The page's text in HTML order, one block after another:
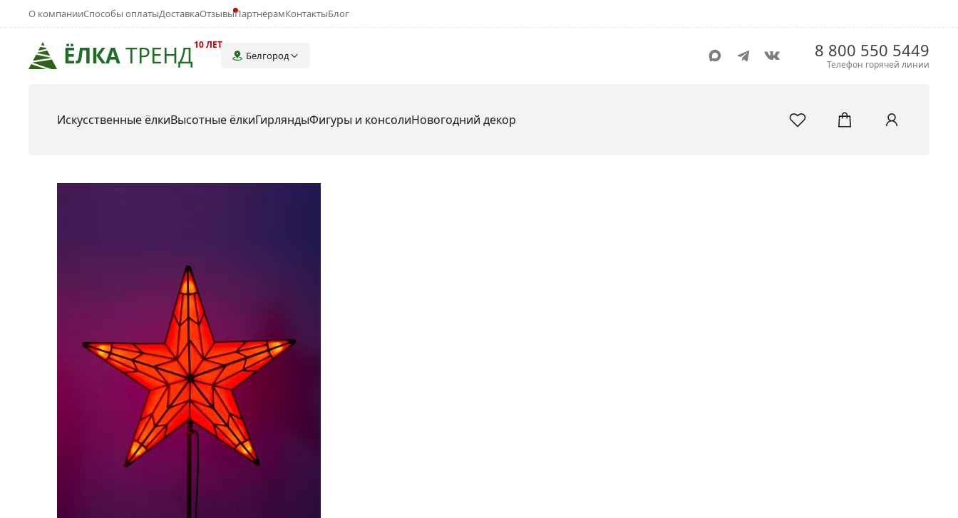
ЁЛКАТРЕНД10 ЛЕТ
Белгород
О компанииСпособы оплатыДоставкаОтзывыПартнёрамКонтактыБлог
8 800 550 5449
Телефон горячей линии
Искусственные ёлкиВысотные ёлкиГирляндыФигуры и консолиНовогодний декор